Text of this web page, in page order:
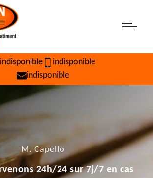
indisponible
indisponible
indisponible
M. Capello
24h/24 sur 7j/7 en cas